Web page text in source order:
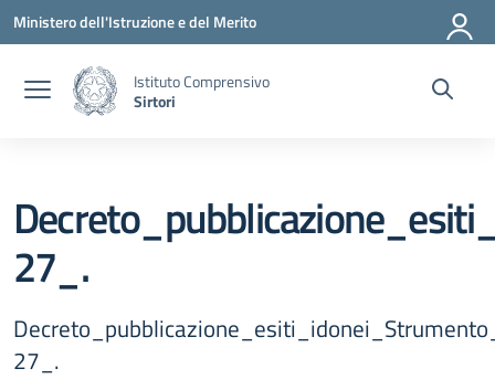
Vai ai contenuti
Vai al menu di navigazione
Vai al footer
Ministero dell'Istruzione e del Merito
Istituto Comprensivo
Sirtori
27_.
27_.